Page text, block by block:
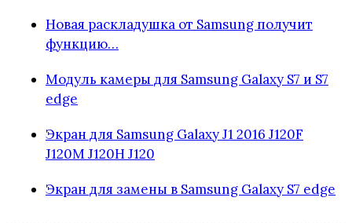
Новая раскладушка от Samsung получит
функцию…
Модуль камеры для Samsung Galaxy S7 и S7
edge
Экран для Samsung Galaxy J1 2016 J120F
J120M J120H J120
Экран для замены в Samsung Galaxy S7 edge